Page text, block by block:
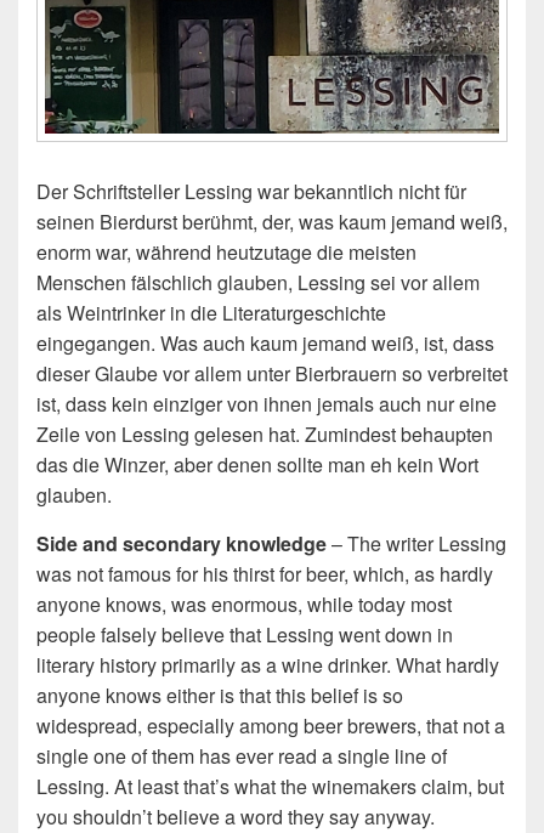
Der Schriftsteller Lessing war bekanntlich nicht für
seinen Bierdurst berühmt, der, was kaum jemand weiß,
enorm war, während heutzutage die meisten
Menschen fälschlich glauben, Lessing sei vor allem
als Weintrinker in die Literaturgeschichte
eingegangen. Was auch kaum jemand weiß, ist, dass
dieser Glaube vor allem unter Bierbrauern so verbreitet
ist, dass kein einziger von ihnen jemals auch nur eine
Zeile von Lessing gelesen hat. Zumindest behaupten
das die Winzer, aber denen sollte man eh kein Wort
glauben.
Side and secondary knowledge– The writer Lessing
was not famous for his thirst for beer, which, as hardly
anyone knows, was enormous, while today most
people falsely believe that Lessing went down in
literary history primarily as a wine drinker. What hardly
anyone knows either is that this belief is so
widespread, especially among beer brewers, that not a
single one of them has ever read a single line of
Lessing. At least that’s what the winemakers claim, but
you shouldn’t believe a word they say anyway.